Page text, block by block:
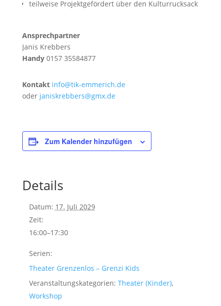
teilweise Projektgefördert über den Kulturrucksack
Ansprechpartner
Janis Krebbers
Handy0157 35584877
Kontakt info@tik-emmerich.de
oder janiskrebbers@gmx.de
Zum Kalender hinzufügen
Details
Datum: 17. Juli 2029
Zeit:
16:00–17:30
Serien:
Theater Grenzenlos – Grenzi Kids
Veranstaltungskategorien: Theater (Kinder),
Workshop